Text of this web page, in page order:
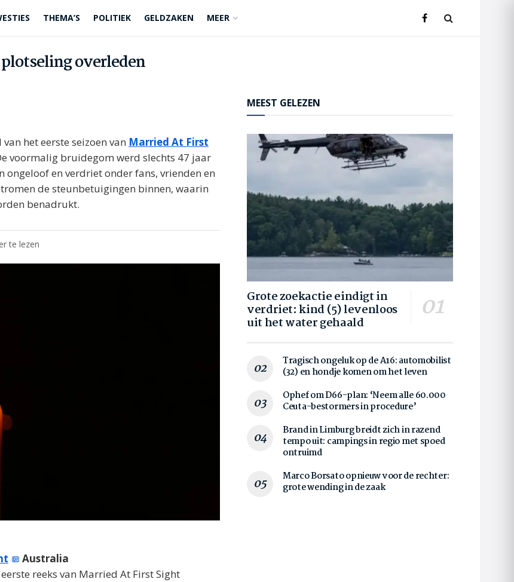
THEMA’S POLITIEK GELDZAKEN MEER
overleden
het eerste seizoen van Married At First
voormalig bruidegom werd slechts 47 jaar
en verdriet onder fans, vrienden en
de steunbetuigingen binnen, waarin
benadrukt.
te lezen
Australia
reeks van Married At First Sight
MEEST GELEZEN
Grote zoekactie eindigt in
verdriet: kind (5) levenloos
uit het water gehaald
Tragisch ongeluk op de A16: automobilist
(32) en hondje komen om het leven
Ophef om D66-plan: ‘Neem alle 60.000
Ceuta-bestormers in procedure’
Brand in Limburg breidt zich in razend
tempo uit: campings in regio met spoed
ontruimd
Marco Borsato opnieuw voor de rechter:
grote wending in de zaak